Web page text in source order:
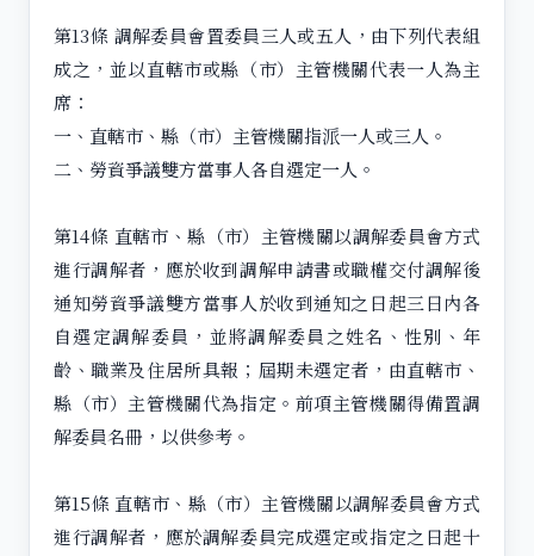
第13條 調解委員會置委員三人或五人，由下列代表組
成之，並以直轄市或縣（市）主管機關代表一人為主
席：
一、直轄市、縣（市）主管機關指派一人或三人。
二、勞資爭議雙方當事人各自選定一人。
第14條 直轄市、縣（市）主管機關以調解委員會方式
進行調解者，應於收到調解申請書或職權交付調解後
通知勞資爭議雙方當事人於收到通知之日起三日內各
自選定調解委員，並將調解委員之姓名、性別、年
齡、職業及住居所具報；屆期未選定者，由直轄市、
縣（市）主管機關代為指定。前項主管機關得備置調
解委員名冊，以供參考。
第15條 直轄市、縣（市）主管機關以調解委員會方式
進行調解者，應於調解委員完成選定或指定之日起十